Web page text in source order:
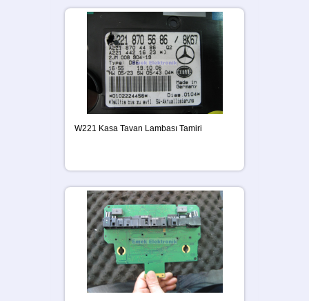
W221 Kasa Tavan Lambası Tamiri